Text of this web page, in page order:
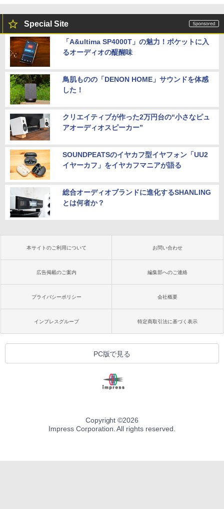
Special Site
「A&ultima SP4000T」の魅力！ポケットに入
るオーディオの醍醐味
鳥肌ものの「DENON HOME」サウンドを体感
した！
クリエイティブが作った2万円台の“小さなピュ
アオーディオスピーカー”
SOUNDPEATSのイヤカフ型イヤフォン「UU2
イヤーカフ」をイヤカフマニアが語る
総合オーディオブランドに進化するSHANLING
とは何者か？
本サイトのご利用について お問い合わせ
広告掲載のご案内 編集部へのご連絡
プライバシーポリシー 会社概要
インプレスグループ 特定商取引法に基づく表示
PC版で見る
Copyright ©2026
Impress Corporation. All rights reserved.